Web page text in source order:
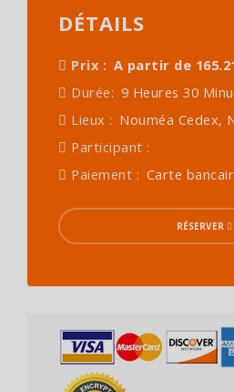
DÉTAILS
Prix : A partir de
Durée: 9 Heures 30
Lieux : Nouméa Cedex,
Participant :
Paiement : Carte
RÉSERVER